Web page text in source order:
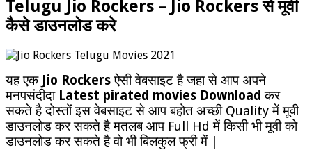
Telugu Jio Rockers – Jio Rockers से मूवी
कैसे डाउनलोड करे
यह एक Jio Rockersऐसी वेबसाइट है जहा से आप अपने
मनपसंदीदाLatest pirated movies Downloadकर
सकते है दोस्तों इस वेबसाइट से आप बहोत अच्छी Quality में मूवी
डाउनलोड कर सकते है मतलब आप Full Hd में किसी भी मूवी को
डाउनलोड कर सकते है वो भी बिलकुल फ्री में |